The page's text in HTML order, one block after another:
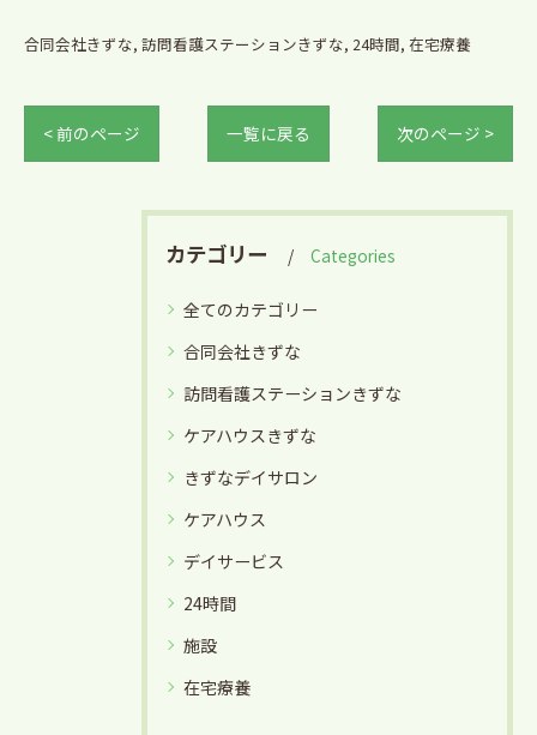
合同会社きずな 訪問看護ステーションきずな 24時間 在宅療養
< 前のページ 一覧に戻る 次のページ >
カテゴリー Categories
全てのカテゴリー
合同会社きずな
訪問看護ステーションきずな
ケアハウスきずな
きずなデイサロン
ケアハウス
デイサービス
24時間
施設
在宅療養